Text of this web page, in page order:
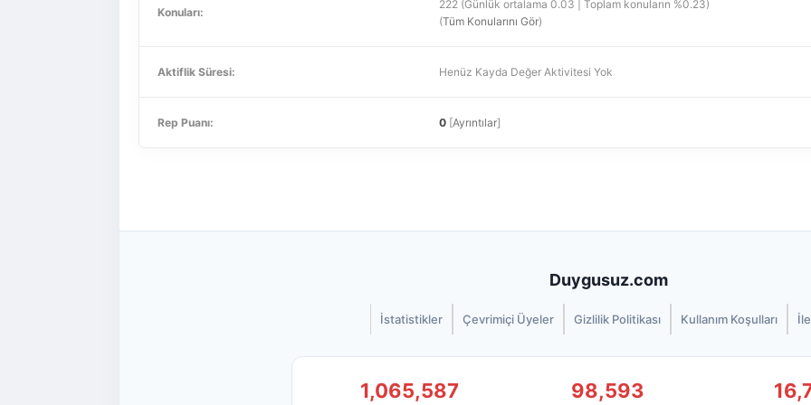
Konuları:
222 (Günlük ortalama 0.03 | Toplam konuların %0.23)
(Tüm Konularını Gör)
Aktiflik Süresi: Henüz Kayda Değer Aktivitesi Yok
Rep Puanı: 0 [Ayrıntılar]
Duygusuz.com
İstatistikler Çevrimiçi Üyeler Gizlilik Politikası Kullanım Koşulları
1,065,587 98,593